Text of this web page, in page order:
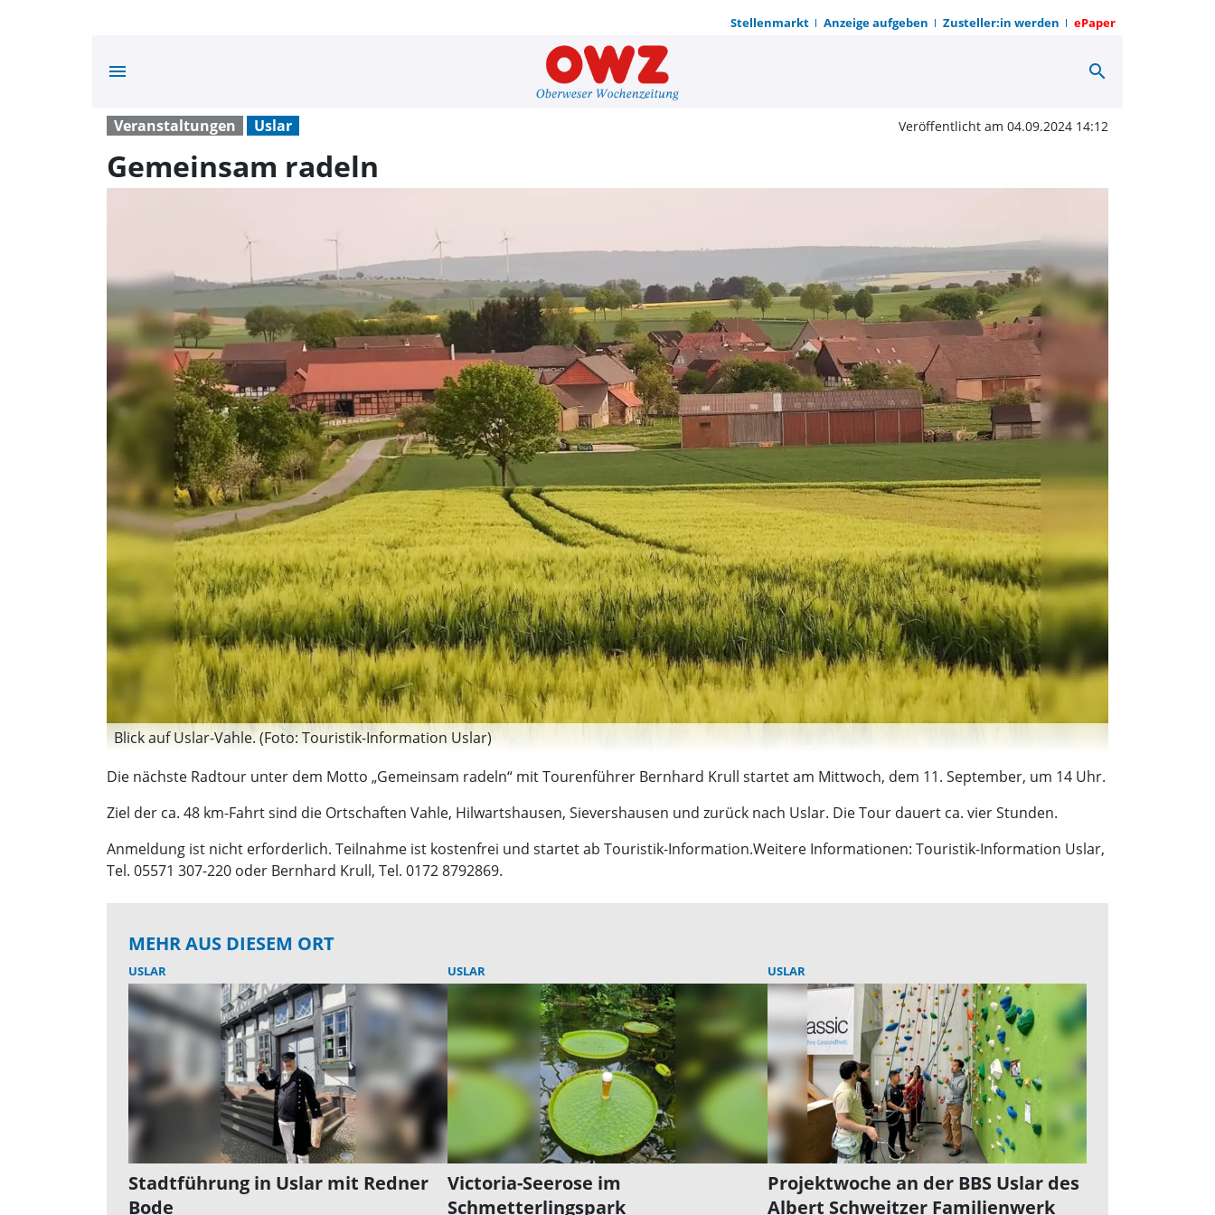
Stellenmarkt Anzeige aufgeben Zusteller:in werden ePaper
menu Gemeinsam radeln | OWZ zum
search
Veranstaltungen Uslar Veröffentlicht am 04.09.2024 14:12
Gemeinsam radeln
Blick auf Uslar-Vahle. (Foto: Touristik-Information Uslar)
Die nächste Radtour unter dem Motto „Gemeinsam radeln“ mit Tourenführer Bernhard Krull startet am Mittwoch, dem 11. September, um 14 Uhr.
Ziel der ca. 48 km-Fahrt sind die Ortschaften Vahle, Hilwartshausen, Sievershausen und zurück nach Uslar. Die Tour dauert ca. vier Stunden.
Anmeldung ist nicht erforderlich. Teilnahme ist kostenfrei und startet ab Touristik-Information.Weitere Informationen: Touristik-Information Uslar,
Tel. 05571 307-220 oder Bernhard Krull, Tel. 0172 8792869.
MEHR AUS DIESEM ORT
USLAR
Stadtführung in Uslar mit Redner
Bode
USLAR
Victoria-Seerose im
Schmetterlingspark
USLAR
Projektwoche an der BBS Uslar des
Albert Schweitzer Familienwerk